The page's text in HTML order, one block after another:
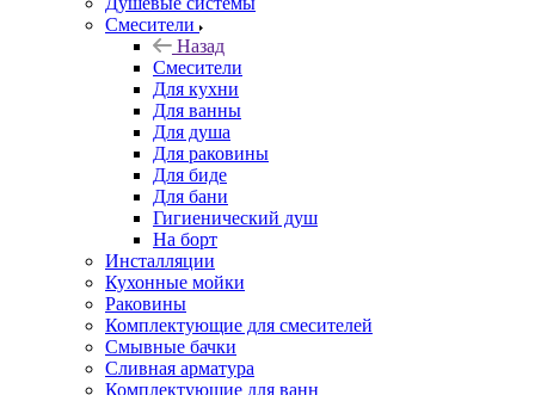
Смесители
Назад
Смесители
Для кухни
Для ванны
Для душа
Для раковины
Для биде
Для бани
Гигиенический душ
На борт
Инсталляции
Кухонные мойки
Раковины
Комплектующие для смесителей
Смывные бачки
Сливная арматура
Комплектующие для ванн